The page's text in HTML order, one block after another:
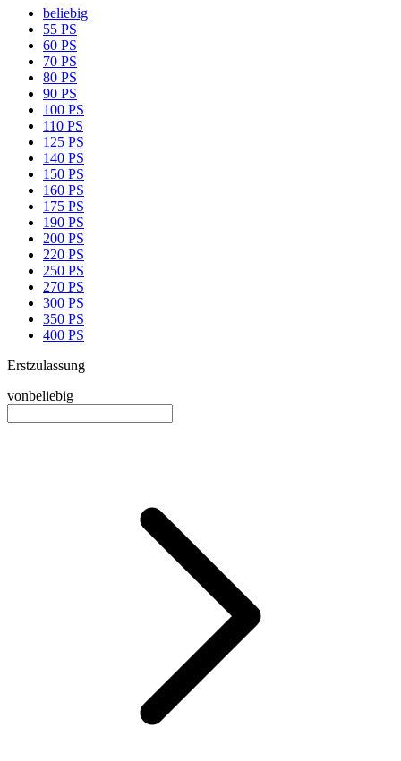
beliebig
55 PS
60 PS
70 PS
80 PS
90 PS
100 PS
110 PS
125 PS
140 PS
150 PS
160 PS
175 PS
190 PS
200 PS
220 PS
250 PS
270 PS
300 PS
350 PS
400 PS
Erstzulassung
vonbeliebig